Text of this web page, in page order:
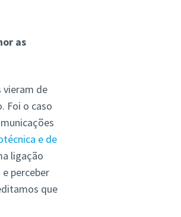
as
de
Foi o caso
e de
ligação
perceber
que